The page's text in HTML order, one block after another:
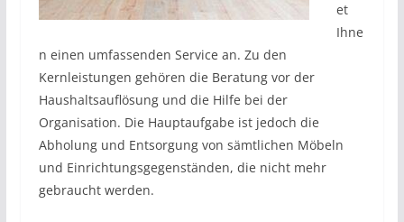
et
Ihne
n einen umfassenden Service an. Zu den
Kernleistungen gehören die Beratung vor der
Haushaltsauflösung und die Hilfe bei der
Organisation. Die Hauptaufgabe ist jedoch die
Abholung und Entsorgung von sämtlichen Möbeln
und Einrichtungsgegenständen, die nicht mehr
gebraucht werden.